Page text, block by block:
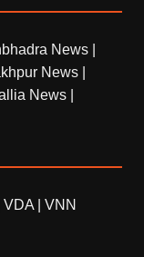
News
News
News
VDA VNN